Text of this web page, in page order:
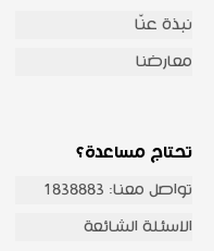
نبذة عنّا
معارضنا
تحتاج مساعدة؟
تواصل معنا: 1838883
الاسئلة الشائعة